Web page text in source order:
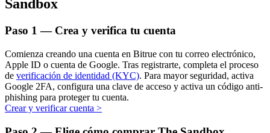
Bitrue
AI
Sandbox
Paso 1 — Crea y verifica tu cuenta
Comienza creando una cuenta en Bitrue con tu correo electrónico,
Apple ID o cuenta de Google. Tras registrarte, completa el proceso
de verificación de identidad (KYC). Para mayor seguridad, activa
Google 2FA, configura una clave de acceso y activa un código anti-
phishing para proteger tu cuenta.
Crear y verificar cuenta >